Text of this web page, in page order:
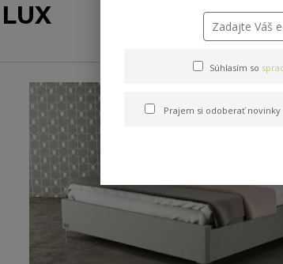
Súhlasím so
Prajem si odoberať